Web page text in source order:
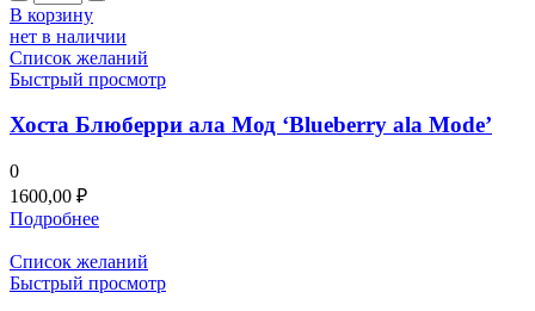
В корзину
нет в наличии
Список желаний
Быстрый просмотр
Хоста Блюберри ала Мод ‘Blueberry ala Mode’
0
1600,00 ₽
Подробнее
Список желаний
Быстрый просмотр